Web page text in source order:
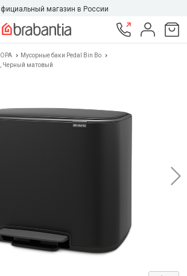
магазин в России
Мусорные баки Pedal Bin Bo
Черный матовый